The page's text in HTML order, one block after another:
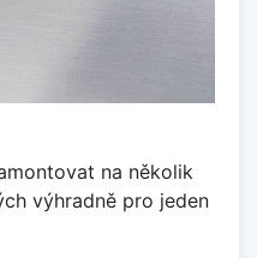
na několik
výhradně pro jeden